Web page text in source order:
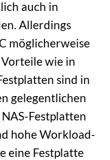
auch in
Allerdings
möglicherweise
wie in
sind in
gelegentlichen
Festplatten
hohe Workload-
eine Festplatte